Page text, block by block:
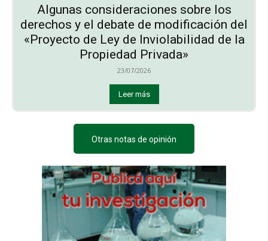
Algunas consideraciones sobre los
derechos y el debate de modificación del
«Proyecto de Ley de Inviolabilidad de la
Propiedad Privada»
23/07/2026
Leer más
Otras notas de opinión